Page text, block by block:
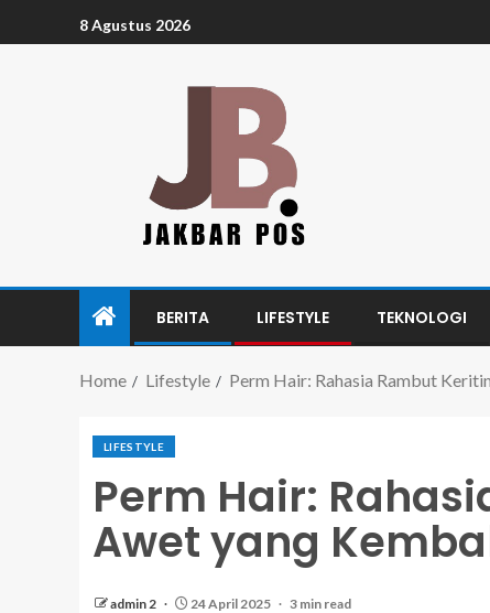
8 Agustus 2026
BERITA LIFESTYLE TEKNOLOGI
Home Lifestyle Perm Hair: Rahasia Rambut
LIFESTYLE
Perm Hair:
Awet yang
admin 2 24 April 2025 3 min read